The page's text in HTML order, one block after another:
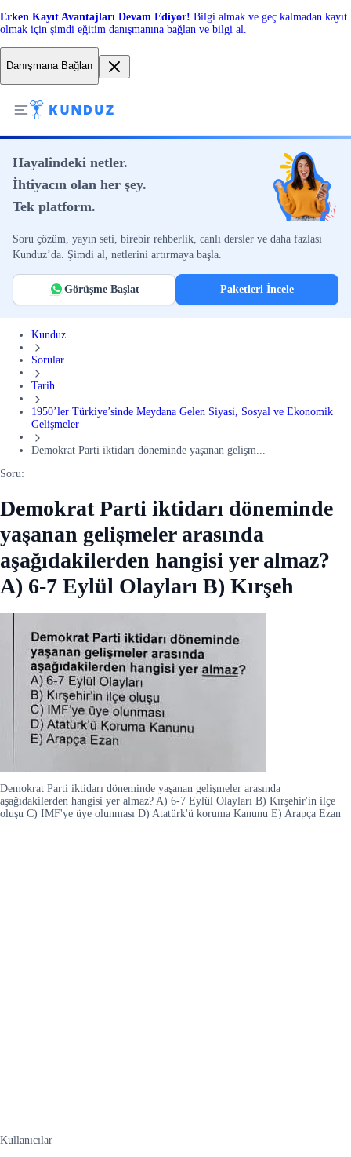
Erken Kayıt Avantajları Devam Ediyor! Bilgi almak ve geç kalmadan kayıt
olmak için şimdi eğitim danışmanına bağlan ve bilgi al.
Danışmana Bağlan
Hayalindeki netler.
İhtiyacın olan her şey.
Tek platform.
Soru çözüm, yayın seti, birebir rehberlik, canlı dersler ve daha fazlası
Kunduz’da. Şimdi al, netlerini artırmaya başla.
Görüşme Başlat Paketleri İncele
Kunduz
Sorular
Tarih
1950’ler Türkiye’sinde Meydana Gelen Siyasi, Sosyal ve Ekonomik
Gelişmeler
Demokrat Parti iktidarı döneminde yaşanan gelişm...
Soru:
Demokrat Parti iktidarı döneminde
yaşanan gelişmeler arasında
aşağıdakilerden hangisi yer almaz?
A) 6-7 Eylül Olayları B) Kırşeh
Demokrat Parti iktidarı döneminde yaşanan gelişmeler arasında
aşağıdakilerden hangisi yer almaz? A) 6-7 Eylül Olayları B) Kırşehir'in ilçe
oluşu C) IMF'ye üye olunması D) Atatürk'ü koruma Kanunu E) Arapça Ezan
Kullanıcılar